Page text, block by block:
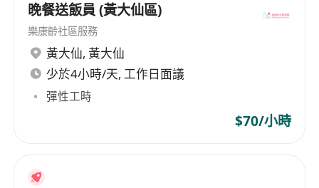
晚餐送飯員 (黃大仙區)
樂康齡社區服務
黃大仙, 黃大仙
少於4小時/天, 工作日面議
彈性工時
$70/小時